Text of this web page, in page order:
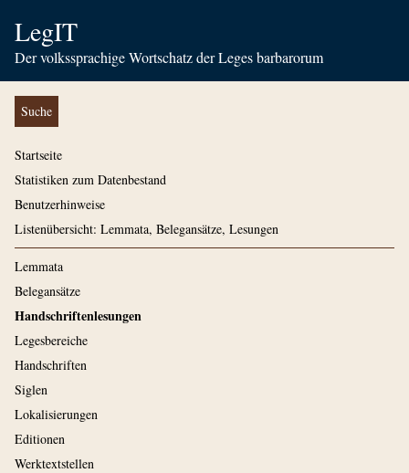
LegIT
Der volkssprachige Wortschatz der Leges barbarorum
Suche
Startseite
Statistiken zum Datenbestand
Benutzerhinweise
Listenübersicht: Lemmata, Belegansätze, Lesungen
Lemmata
Belegansätze
Handschriftenlesungen
Legesbereiche
Handschriften
Siglen
Lokalisierungen
Editionen
Werktextstellen